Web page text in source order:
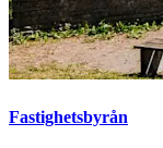
Fastighetsbyrån